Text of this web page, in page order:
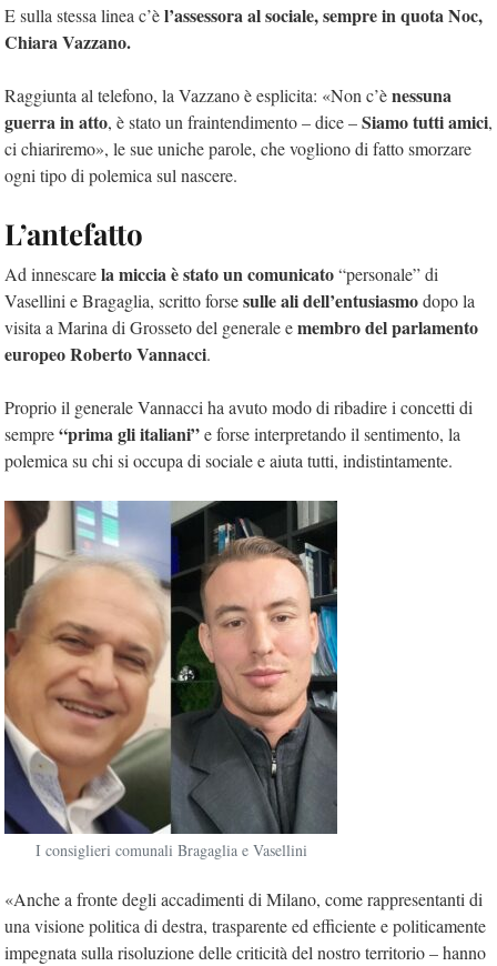
E sulla stessa linea c’èl’assessora al sociale, sempre in quota Noc,
Chiara Vazzano.
Raggiunta al telefono, la Vazzano è esplicita: «Non c’ènessuna
guerra in atto, è stato un fraintendimento – dice –Siamo tutti amici,
ci chiariremo», le sue uniche parole, che vogliono di fatto smorzare
ogni tipo di polemica sul nascere.
L’antefatto
Ad innescarela miccia è stato un comunicato“personale” di
Vasellini e Bragaglia, scritto forsesulle ali dell’entusiasmodopo la
visita a Marina di Grosseto del generale emembro del parlamento
europeo Roberto Vannacci.
Proprio il generale Vannacci ha avuto modo di ribadire i concetti di
sempre“prima gli italiani”e forse interpretando il sentimento, la
polemica su chi si occupa di sociale e aiuta tutti, indistintamente.
I consiglieri comunali Bragaglia e Vasellini
«Anche a fronte degli accadimenti di Milano, come rappresentanti di
una visione politica di destra, trasparente ed efficiente e politicamente
impegnata sulla risoluzione delle criticità del nostro territorio – hanno